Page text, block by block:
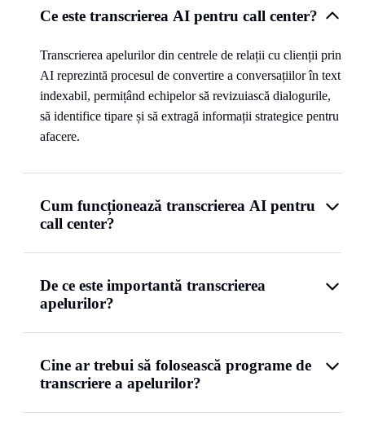
Ce este transcrierea AI pentru call center?
Transcrierea apelurilor din centrele de relații cu clienții prin
AI reprezintă procesul de convertire a conversațiilor în text
indexabil, permițând echipelor să revizuiască dialogurile,
să identifice tipare și să extragă informații strategice pentru
afacere.
Cum funcționează transcrierea AI pentru
call center?
De ce este importantă transcrierea
apelurilor?
Cine ar trebui să folosească programe de
transcriere a apelurilor?